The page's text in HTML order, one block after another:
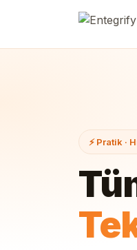
⚡ Pratik ·